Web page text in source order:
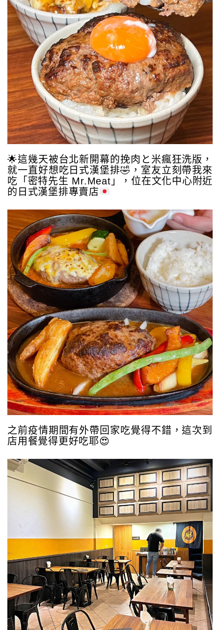
🌟這幾天被台北新開幕的挽肉と米瘋狂洗版，
就一直好想吃日式漢堡排🤣 ，室友立刻帶我來
吃「密特先生 Mr.Meat」，位在文化中心附近
的日式漢堡排專賣店
之前疫情期間有外帶回家吃覺得不錯，這次到
店用餐覺得更好吃耶😍